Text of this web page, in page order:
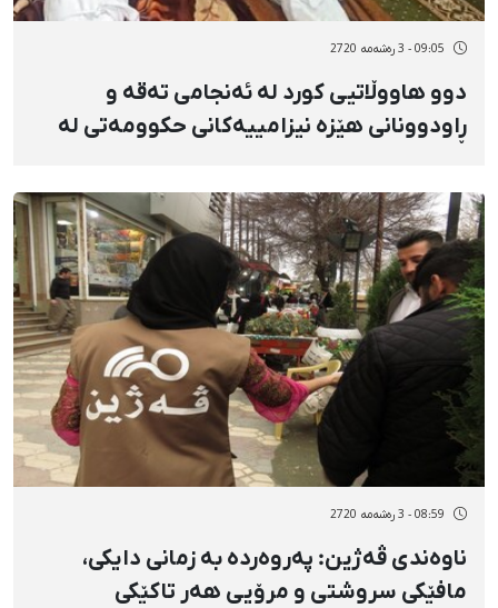
09:05 - 3 رەشەمه 2720
دوو هاووڵاتیی کورد لە ئەنجامی تەقە و
ڕاودوونانی هێزە نیزامییەکانی حکوومەتی لە
08:59 - 3 رەشەمه 2720
ناوەندی ڤەژین: پەروەردە بە زمانی دایکی،
مافێکی سروشتی و مرۆیی هەر تاکێکی